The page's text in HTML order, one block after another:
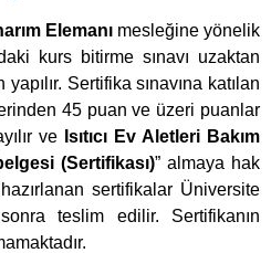
Elemanı mesleğine yönelik
kurs bitirme sınavı uzaktan
Sertifika sınavına katılan
45 puan ve üzeri puanlar
ve Isıtıcı Ev Aletleri Bakım
(Sertifikası)” almaya hak
sertifikalar Üniversite
teslim edilir. Sertifikanın